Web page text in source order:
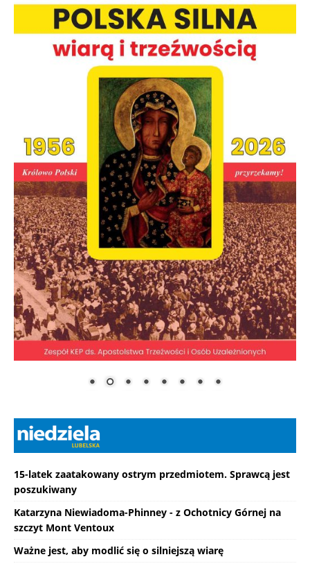
15-latek zaatakowany ostrym przedmiotem. Sprawcą jest
poszukiwany
Katarzyna Niewiadoma-Phinney - z Ochotnicy Górnej na
szczyt Mont Ventoux
Ważne jest, aby modlić się o silniejszą wiarę